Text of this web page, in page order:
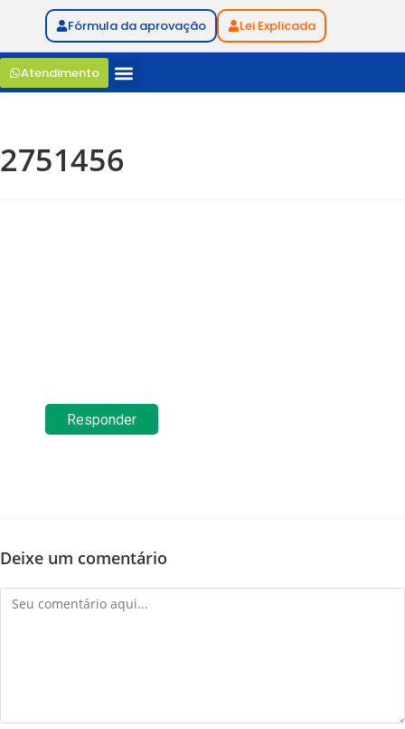
Fórmula da aprovação Lei Explicada
Atendimento
2751456
Responder
Deixe um comentário